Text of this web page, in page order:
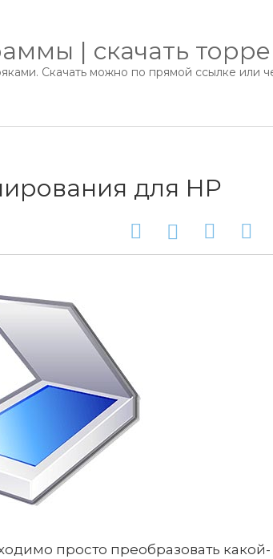
| скачать
Скачать можно по прямой ссылке или
для HP
просто преобразовать какой-